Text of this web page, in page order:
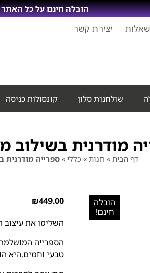
הובלה חינם על כל האתר
יצירת קשר
שולחנות סלון קונסולות כניסה
מודרנית בשילוב
דף הבית » חנות » כללי » ספרייה מודרנית
הובלה
חינם!
₪449.00
השלימו את עיצוב
הספרייה
טבעי וחמים,היא